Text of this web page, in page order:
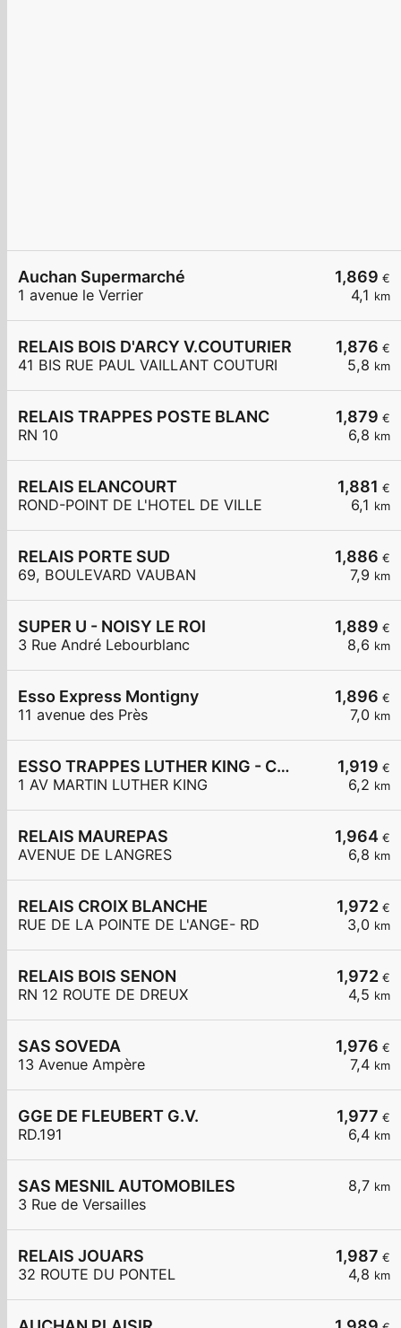
1,869 €
4,1 km
Auchan Supermarché
1 avenue le Verrier
1,876 €
5,8 km
RELAIS BOIS D'ARCY V.COUTURIER
41 BIS RUE PAUL VAILLANT COUTURI
1,879 €
6,8 km
RELAIS TRAPPES POSTE BLANC
RN 10
1,881 €
6,1 km
RELAIS ELANCOURT
ROND-POINT DE L'HOTEL DE VILLE
1,886 €
7,9 km
RELAIS PORTE SUD
69, BOULEVARD VAUBAN
1,889 €
8,6 km
SUPER U - NOISY LE ROI
3 Rue André Lebourblanc
1,896 €
7,0 km
Esso Express Montigny
11 avenue des Près
1,919 €
6,2 km
ESSO TRAPPES LUTHER KING - CARREFOUR EXPRESS
1 AV MARTIN LUTHER KING
1,964 €
6,8 km
RELAIS MAUREPAS
AVENUE DE LANGRES
1,972 €
3,0 km
RELAIS CROIX BLANCHE
RUE DE LA POINTE DE L'ANGE- RD
1,972 €
4,5 km
RELAIS BOIS SENON
RN 12 ROUTE DE DREUX
1,976 €
7,4 km
SAS SOVEDA
13 Avenue Ampère
1,977 €
6,4 km
GGE DE FLEUBERT G.V.
RD.191
8,7 km
SAS MESNIL AUTOMOBILES
3 Rue de Versailles
1,987 €
4,8 km
RELAIS JOUARS
32 ROUTE DU PONTEL